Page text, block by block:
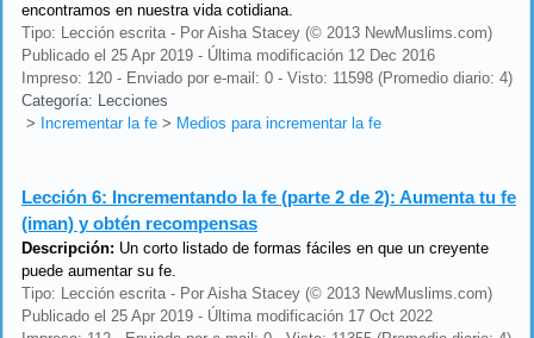
encontramos en nuestra vida cotidiana.
Tipo: Lección escrita - Por Aisha Stacey (© 2013 NewMuslims.com)
Publicado el 25 Apr 2019 - Última modificación 12 Dec 2016
Impreso: 120 - Enviado por e-mail: 0 - Visto: 11598 (Promedio diario: 4)
Categoría: Lecciones
> Incrementar la fe > Medios para incrementar la fe
Lección 6: Incrementando la fe (parte 2 de 2): Aumenta tu fe
(iman) y obtén recompensas
Descripción: Un corto listado de formas fáciles en que un creyente
puede aumentar su fe.
Tipo: Lección escrita - Por Aisha Stacey (© 2013 NewMuslims.com)
Publicado el 25 Apr 2019 - Última modificación 17 Oct 2022